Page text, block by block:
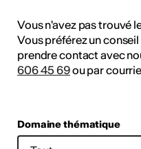
Vous n'avez pas trouvé
Vous préférez un
prendre contact avec
606 45 69ou par
Domaine thématique